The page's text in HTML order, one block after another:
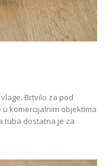
Brtvilo za pod
komercijalnim objektima
tuba dostatna je za